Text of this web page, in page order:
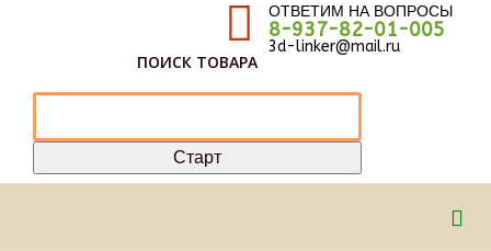
ОТВЕТИМ НА ВОПРОСЫ
8-937-82-01-005
3d-linker@mail.ru
ПОИСК ТОВАРА